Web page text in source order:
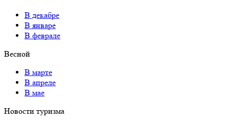
В декабре
В январе
В феврале
Весной
В марте
В апреле
В мае
Новости туризма